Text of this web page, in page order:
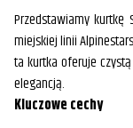
Przedstawiamy kurtkę
miejskiej linii
ta kurtka oferuje
elegancją.
Kluczowe cechy